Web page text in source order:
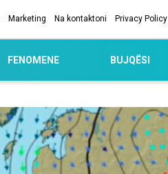
Marketing Na kontaktoni Privacy Policy
FENOMENE BUJQËSI